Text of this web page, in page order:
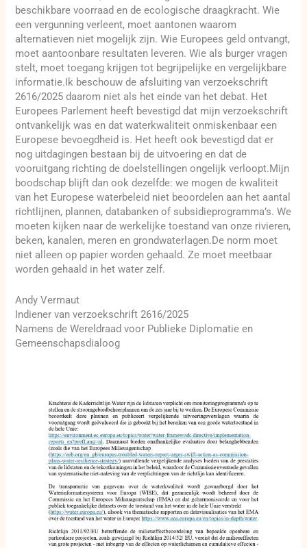
beschikbare voorraad en de ecologische draagkracht. Wie
een vergunning verleent, moet aantonen waarom
alternatieven niet mogelijk zijn. Wie Europees geld ontvangt,
moet aantoonbare resultaten leveren. Wie als burger vragen
stelt, moet toegang krijgen tot begrijpelijke en vergelijkbare
informatie.Ik beschouw de afsluiting van verzoekschrift
2616/2025 daarom niet als het einde van het debat. Het
Europees Parlement heeft bevestigd dat mijn verzoekschrift
ontvankelijk was en dat waterkwaliteit onmiskenbaar een
Europese bevoegdheid is. Het heeft ook bevestigd dat er
nog uitdagingen bestaan bij de uitvoering en dat de
vooruitgang richting de doelstellingen ongelijk verloopt.Mijn
boodschap blijft dan ook dezelfde: we mogen de kwaliteit
van het Europese waterbeleid niet beoordelen aan het aantal
richtlijnen, plannen, databanken of subsidieprogramma’s. We
moeten kijken naar de werkelijke toestand van onze rivieren,
beken, kanalen, meren en grondwaterlagen.De norm moet
niet alleen op papier worden gehaald. Ze moet meetbaar
worden gehaald in het water zelf.
Andy Vermaut
Indiener van verzoekschrift 2616/2025
Namens de Wereldraad voor Publieke Diplomatie en
Gemeenschapsdialoog